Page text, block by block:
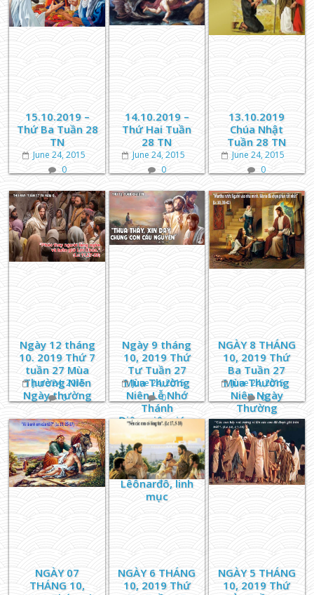
15.10.2019 –
Thứ Ba Tuần 28
TN
June 24, 2015
0
14.10.2019 –
Thứ Hai Tuần
28 TN
June 24, 2015
0
13.10.2019
Chúa Nhật
Tuần 28 TN
June 24, 2015
0
Ngày 12 tháng
10. 2019 Thứ 7
tuần 27 Mùa
Thường Niên
Ngày thường
June 24, 2015
0
Ngày 9 tháng
10, 2019 Thứ
Tư Tuần 27
Mùa Thường
Niên Lễ Nhớ
Thánh
Điônysiô, giám
mục, và Các
Bạn Tử Đạo Lễ
Nhớ Thánh
Gioan
Lêônarđô, linh
mục
June 24, 2015
0
NGÀY 8 THÁNG
10, 2019 Thứ
Ba Tuần 27
Mùa Thường
Niên Ngày
Thường
June 24, 2015
0
NGÀY 07
THÁNG 10,
NGÀY 6 THÁNG
10, 2019 Thứ
NGÀY 5 THÁNG
10, 2019 Thứ